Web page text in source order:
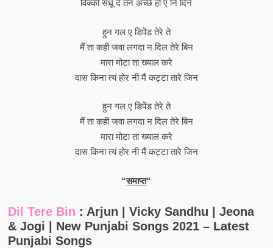
विक्की संधू दे तन अच्छे हो ए नि दिन
हुन गल ए डिपेंड तेरे ते
मैं ता कही जवा लगदा न दिल तेरे बिन
मारा मोटा ता ख्याल करे
दास किना त्यं होर नी मैं कट्टा तारे जिन
हुन गल ए डिपेंड तेरे ते
मैं ता कही जवा लगदा न दिल तेरे बिन
मारा मोटा ता ख्याल करे
दास किना त्यं होर नी मैं कट्टा तारे जिन
“समाप्त“
Dil Tere Bin : Arjun | Vicky Sandhu | Jeona
& Jogi | New Punjabi Songs 2021 – Latest
Punjabi Songs